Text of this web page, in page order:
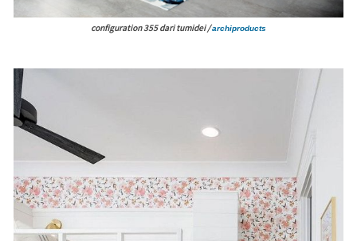
configuration 355 dari tumidei /archiproducts